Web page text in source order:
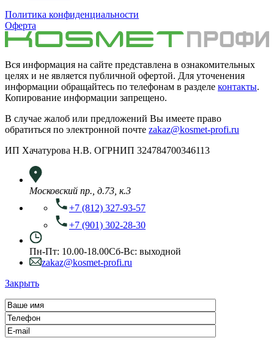
Политика конфиденциальности
Оферта
Вся информация на сайте представлена в ознакомительных
целях и не является публичной офертой. Для уточенения
информации обращайтесь по телефонам в разделе контакты.
Копирование информации запрещено.
В случае жалоб или предложений Вы имеете право
обратиться по электронной почте zakaz@kosmet-profi.ru
ИП Хачатурова Н.В. ОГРНИП 324784700346113
Московский пр., д.73, к.3
+7 (812) 327-93-57
+7 (901) 302-28-30
Пн-Пт: 10.00-18.00Сб-Вс: выходной
zakaz@kosmet-profi.ru
Закрыть